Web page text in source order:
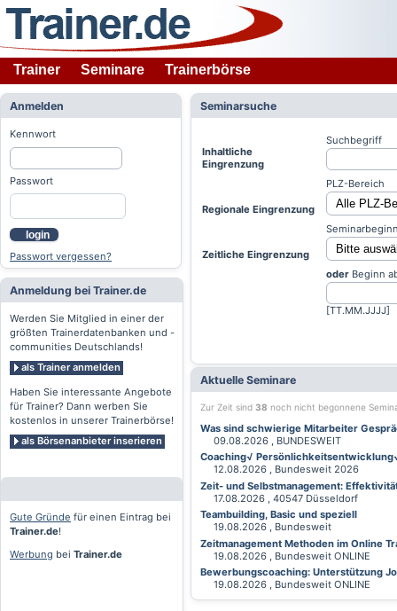
Trainer Seminare Trainerbörse
Anmelden
Kennwort
Passwort
login
Passwort vergessen?
Anmeldung bei Trainer.de
Werden Sie Mitglied in einer der
größten Trainerdatenbanken und -
communities Deutschlands!
als Trainer anmelden
Haben Sie interessante Angebote
für Trainer? Dann werben Sie
kostenlos in unserer Trainerbörse!
als Börsenanbieter inserieren
Gute Gründe für einen Eintrag bei
Trainer.de!
Werbung bei Trainer.de
Seminarsuche
Inhaltliche
Eingrenzung
Suchbegriff
Regionale Eingrenzung
PLZ-Bereich
Zeitliche Eingrenzung
oder Beginn
[TT.MM.JJJJ]
Aktuelle Seminare
Zur Zeit sind 38 noch nicht begonnene
Was sind schwierige Mitarbeiter
09.08.2026 , BUNDESWEIT
Coaching√
12.08.2026 , Bundesweit 2026
Zeit- und Selbstmanagement:
17.08.2026 , 40547 Düsseldorf
Teambuilding, Basic und speziell
19.08.2026 , Bundesweit
Zeitmanagement Methoden im Online
19.08.2026 , Bundesweit ONLINE
Bewerbungscoaching: Unterstützung
19.08.2026 , Bundesweit ONLINE